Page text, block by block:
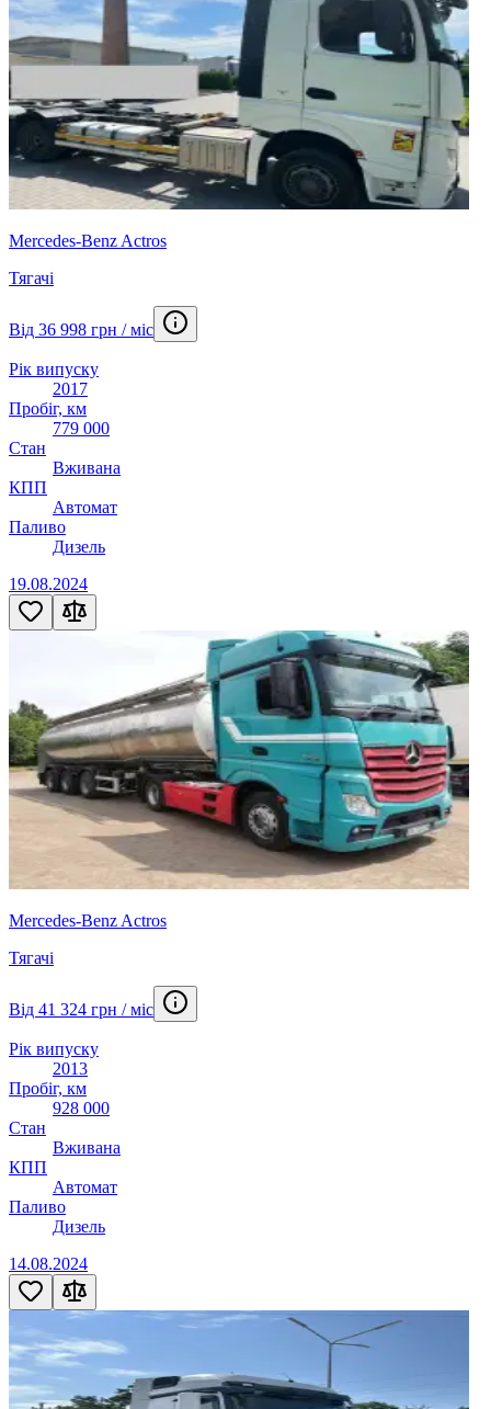
Mercedes-Benz Actros
Тягачі
Від 36 998 грн / міс
Рік випуску
2017
Пробіг, км
779 000
Стан
Вживана
КПП
Автомат
Паливо
Дизель
19.08.2024
Mercedes-Benz Actros
Тягачі
Від 41 324 грн / міс
Рік випуску
2013
Пробіг, км
928 000
Стан
Вживана
КПП
Автомат
Паливо
Дизель
14.08.2024